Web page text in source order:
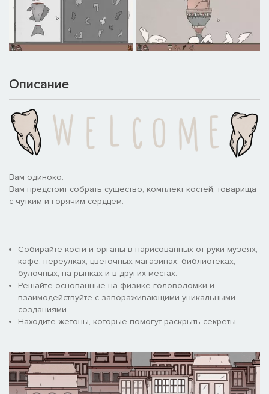
Описание
Вам одиноко.
Вам предстоит собрать существо, комплект костей, товарища
с чутким и горячим сердцем.
Собирайте кости и органы в нарисованных от руки музеях,
кафе, переулках, цветочных магазинах, библиотеках,
булочных, на рынках и в других местах.
Решайте основанные на физике головоломки и
взаимодействуйте с завораживающими уникальными
созданиями.
Находите жетоны, которые помогут раскрыть секреты.